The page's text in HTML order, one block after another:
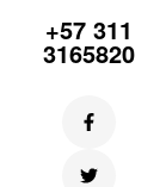
+57 311
3165820